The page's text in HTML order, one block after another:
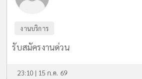
งานบริการ
รับสมัครงานด่วน
23:10 | 15 ก.ค. 69